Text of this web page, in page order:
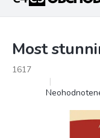
Most
1617
Priemerné